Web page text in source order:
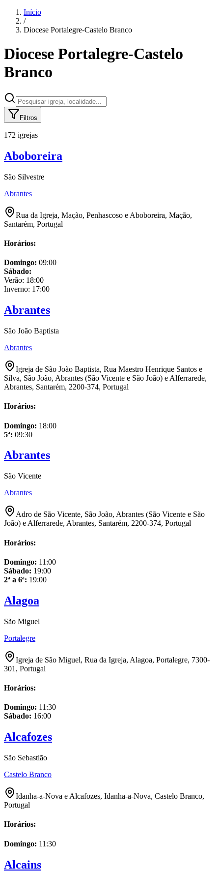
Início
/
Diocese Portalegre-Castelo Branco
Diocese Portalegre-Castelo
Branco
Filtros
172 igrejas
Aboboreira
São Silvestre
Abrantes
Rua da Igreja, Mação, Penhascoso e Aboboreira, Mação,
Santarém, Portugal
Horários:
Domingo: 09:00
Sábado:
Verão: 18:00
Inverno: 17:00
Abrantes
São João Baptista
Abrantes
Igreja de São João Baptista, Rua Maestro Henrique Santos e
Silva, São João, Abrantes (São Vicente e São João) e Alferrarede,
Abrantes, Santarém, 2200-374, Portugal
Horários:
Domingo: 18:00
5ª: 09:30
Abrantes
São Vicente
Abrantes
Adro de São Vicente, São João, Abrantes (São Vicente e São
João) e Alferrarede, Abrantes, Santarém, 2200-374, Portugal
Horários:
Domingo: 11:00
Sábado: 19:00
2ª a 6ª: 19:00
Alagoa
São Miguel
Portalegre
Igreja de São Miguel, Rua da Igreja, Alagoa, Portalegre, 7300-
301, Portugal
Horários:
Domingo: 11:30
Sábado: 16:00
Alcafozes
São Sebastião
Castelo Branco
Idanha-a-Nova e Alcafozes, Idanha-a-Nova, Castelo Branco,
Portugal
Horários:
Domingo: 11:30
Alcains